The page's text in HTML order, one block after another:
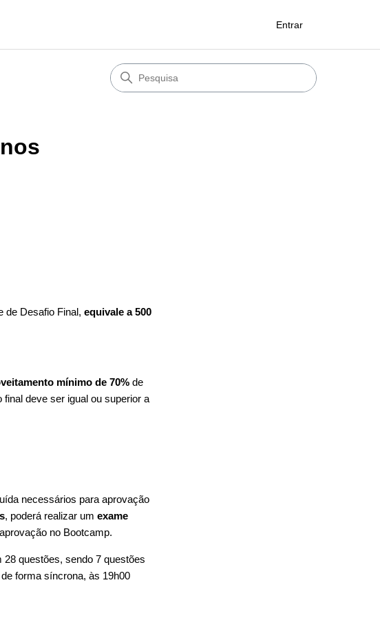
Entrar
de Desafio Final,equivale a 500
mínimo de 70% de
deve ser igual ou superior a
necessários para aprovação
, poderá realizar umexame
no Bootcamp.
28 questões, sendo 7 questões
forma síncrona, às 19h00